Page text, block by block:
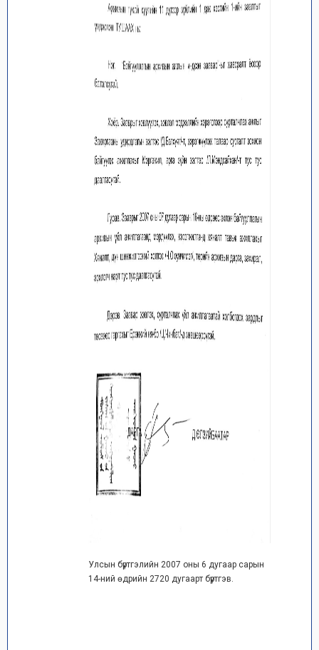
Улсын бүртгэлийн 2007 оны 6 дугаар сарын
14-ний өдрийн 2720 дугаарт бүртгэв.